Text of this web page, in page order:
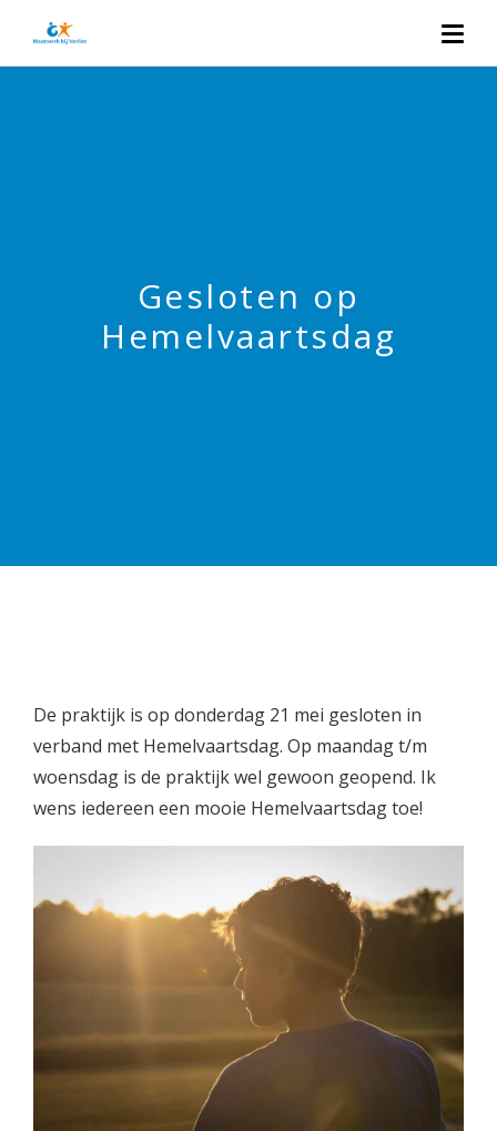
Gesloten op
Hemelvaartsdag
De praktijk is op donderdag 21 mei gesloten in
verband met Hemelvaartsdag. Op maandag t/m
woensdag is de praktijk wel gewoon geopend. Ik
wens iedereen een mooie Hemelvaartsdag toe!